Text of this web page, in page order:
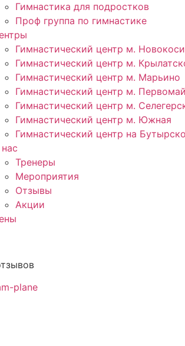
Гимнастика для подростков
Проф группа по гимнастике
Гимнастический центр м.
Гимнастический центр м.
Гимнастический центр м. Марьино
Гимнастический центр м.
Гимнастический центр м.
Гимнастический центр м. Южная
Гимнастический центр на
Тренеры
Мероприятия
Отзывы
Акции
plane